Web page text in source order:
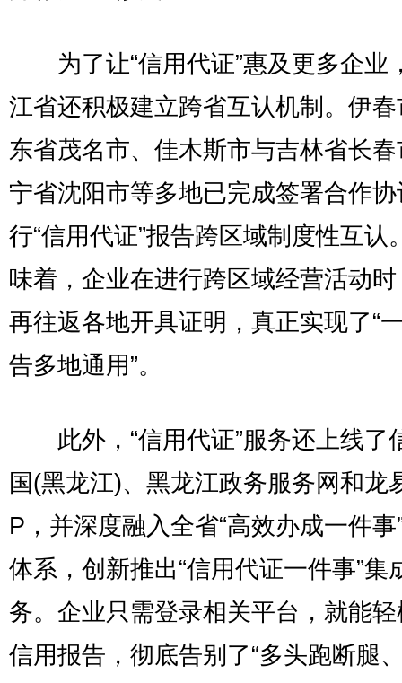
为了让“信用代证”惠及更多企业
江省还积极建立跨省互认机制。伊
东省茂名市、佳木斯市与吉林省长
宁省沈阳市等多地已完成签署合作
行“信用代证”报告跨区域制度性互认
味着，企业在进行跨区域经营活动
再往返各地开具证明，真正实现了“
告多地通用”。
此外，“信用代证”服务还上线了
国(黑龙江)、黑龙江政务服务网和龙
P，并深度融入全省“高效办成一件事
体系，创新推出“信用代证一件事”集
务。企业只需登录相关平台，就能
信用报告，彻底告别了“多头跑断腿